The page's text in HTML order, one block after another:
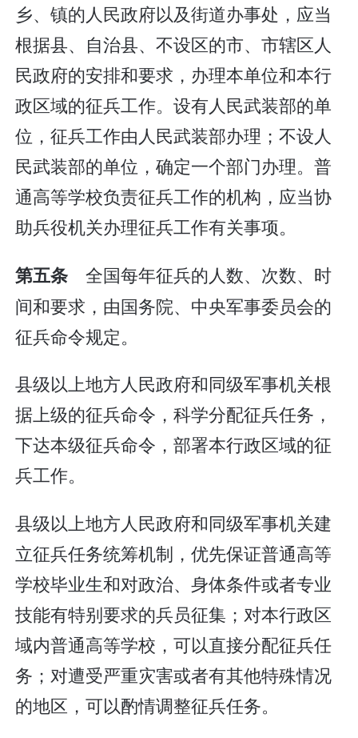
乡、镇的人民政府以及街道办事处，应当
根据县、自治县、不设区的市、市辖区人
民政府的安排和要求，办理本单位和本行
政区域的征兵工作。设有人民武装部的单
位，征兵工作由人民武装部办理；不设人
民武装部的单位，确定一个部门办理。普
通高等学校负责征兵工作的机构，应当协
助兵役机关办理征兵工作有关事项。
第五条 全国每年征兵的人数、次数、时
间和要求，由国务院、中央军事委员会的
征兵命令规定。
县级以上地方人民政府和同级军事机关根
据上级的征兵命令，科学分配征兵任务，
下达本级征兵命令，部署本行政区域的征
兵工作。
县级以上地方人民政府和同级军事机关建
立征兵任务统筹机制，优先保证普通高等
学校毕业生和对政治、身体条件或者专业
技能有特别要求的兵员征集；对本行政区
域内普通高等学校，可以直接分配征兵任
务；对遭受严重灾害或者有其他特殊情况
的地区，可以酌情调整征兵任务。